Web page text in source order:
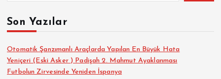
Son Yazılar
Otomatik Şanzımanlı Araçlarda Yapılan En Büyük Hata
Yeniçeri (Eski Asker ) Padişah 2. Mahmut Ayaklanması
Futbolun Zirvesinde Yeniden İspanya